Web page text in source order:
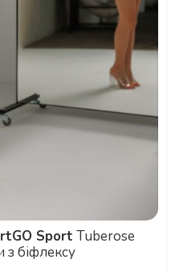
Sport Tuberose
з біфлексу